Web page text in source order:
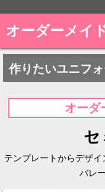
オーダーメイ
作りたいユニフ
オーダ
セ
テンプレートからデザ
バレ